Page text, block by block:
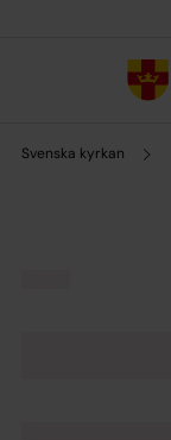
Svenska kyrkan